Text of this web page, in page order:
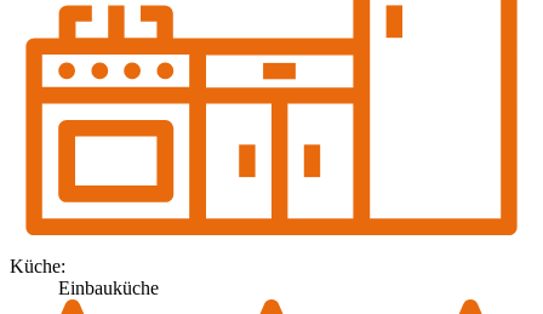
Küche:
Einbauküche